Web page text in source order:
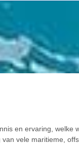
en ervaring, welke
vele maritieme,